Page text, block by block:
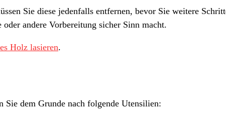
Sie diese jedenfalls entfernen, bevor Sie weitere
andere Vorbereitung sicher Sinn macht.
Holz lasieren.
Sie dem Grunde nach folgende Utensilien: